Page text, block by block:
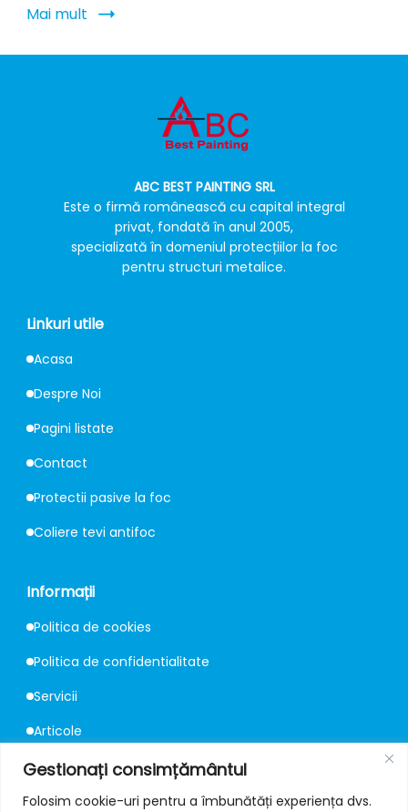
Gestionați consimțământul
Folosim cookie-uri pentru a îmbunătăți experiența dvs.
Mai mult
ABC BEST PAINTING SRL
Este o firmă românească cu capital integral
privat, fondată în anul 2005,
specializată în domeniul protecțiilor la foc
pentru structuri metalice.
Linkuri utile
Acasa
Despre Noi
Pagini listate
Contact
Protectii pasive la foc
Coliere tevi antifoc
Informații
Politica de cookies
Politica de confidentialitate
Servicii
Articole
Consultanță